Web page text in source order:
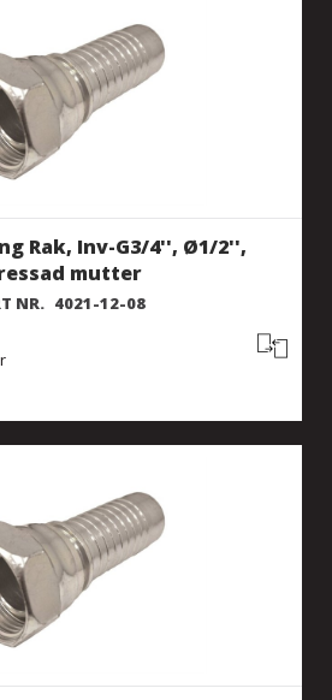
Rak, Inv-G3/4'', Ø1/2'',
mutter
NR. 4021-12-08